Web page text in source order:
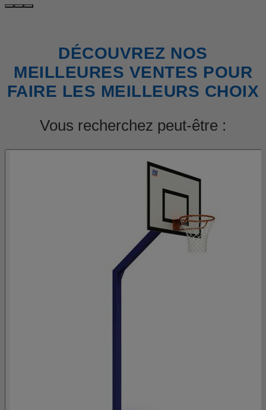
DÉCOUVREZ NOS
MEILLEURES VENTES POUR
FAIRE LES MEILLEURS CHOIX
Vous recherchez peut-être :